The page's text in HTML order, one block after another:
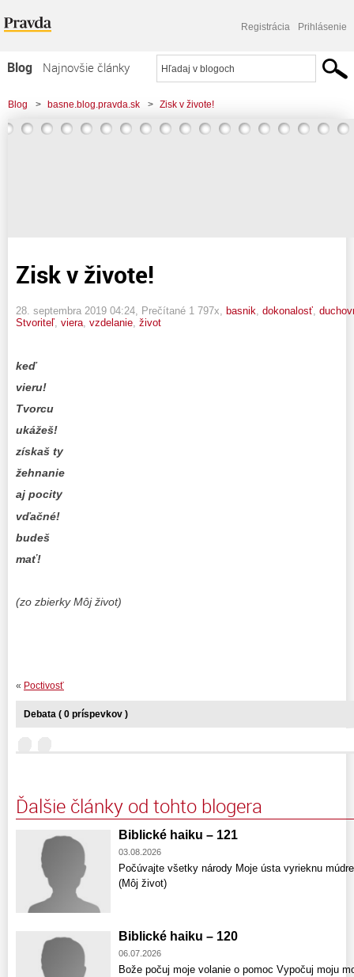
Registrácia Prihlásenie
Blog
Najnovšie články
Najčítanejšie články
Najkomentovanejšie články
Blog > basne.blog.pravda.sk > Zisk v živote!
Zisk v živote!
28. septembra 2019 04:24 , Prečítané 1 797x, basnik dokonalosť
Stvoriteľ viera vzdelanie život
keď
vieru!
Tvorcu
ukážeš!
získaš ty
žehnanie
aj pocity
vďačné!
budeš
mať!
(zo zbierky Môj život)
« Poctivosť
Debata ( 0 príspevkov )
Ďalšie články od tohto blogera
Biblické haiku – 121
03.08.2026
Počúvajte všetky národy Moje ústa vyrieknu
(Môj život)
Biblické haiku – 120
06.07.2026
Bože počuj moje volanie o pomoc Vypočuj moju